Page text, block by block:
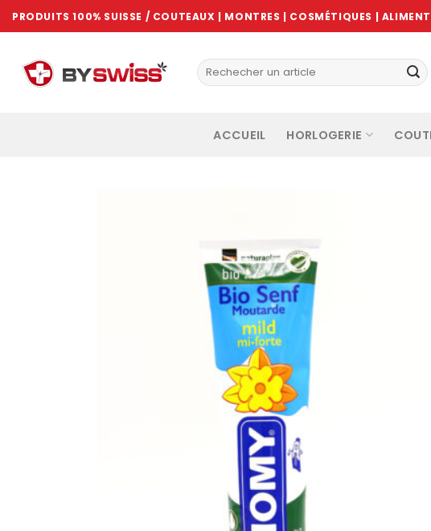
Skip
to
PRODUITS 100% SUISSE / COUTEAUX | MONTRES | COSMÉTIQUES |
ACCUEIL HORLOGERIE